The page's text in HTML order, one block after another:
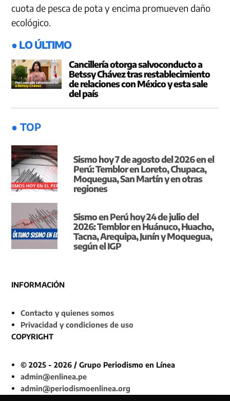
cuota de pesca de pota y encima promueven daño
ecológico.
● LO ÚLTIMO
Cancillería otorga salvoconducto a
Betssy Chávez tras restablecimiento
de relaciones con México y esta sale
del país
● TOP
Sismo hoy 7 de agosto del 2026 en el
Perú: Temblor en Loreto, Chupaca,
Moquegua, San Martín y en otras
regiones
Sismo en Perú hoy 24 de julio del
2026: Temblor en Huánuco, Huacho,
Tacna, Arequipa, Junín y Moquegua,
según el IGP
INFORMACIÓN
Contacto y quienes somos
Privacidad y condiciones de uso
COPYRIGHT
© 2025 - 2026 / Grupo Periodismo en Línea
admin@enlinea.pe
admin@periodismoenlinea.org